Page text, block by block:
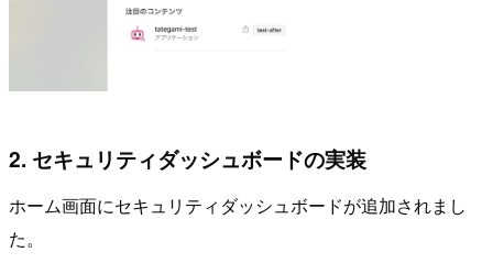
2. セキュリティダッシュボードの実装
ホーム画面にセキュリティダッシュボードが追加されまし
た。